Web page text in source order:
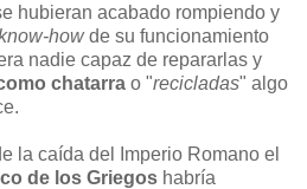
hubieran acabado rompiendo y
howde su funcionamiento
nadie capaz de repararlas y
chatarra o "recicladas" algo
la caída del Imperio Romano el
de los Griegos habría